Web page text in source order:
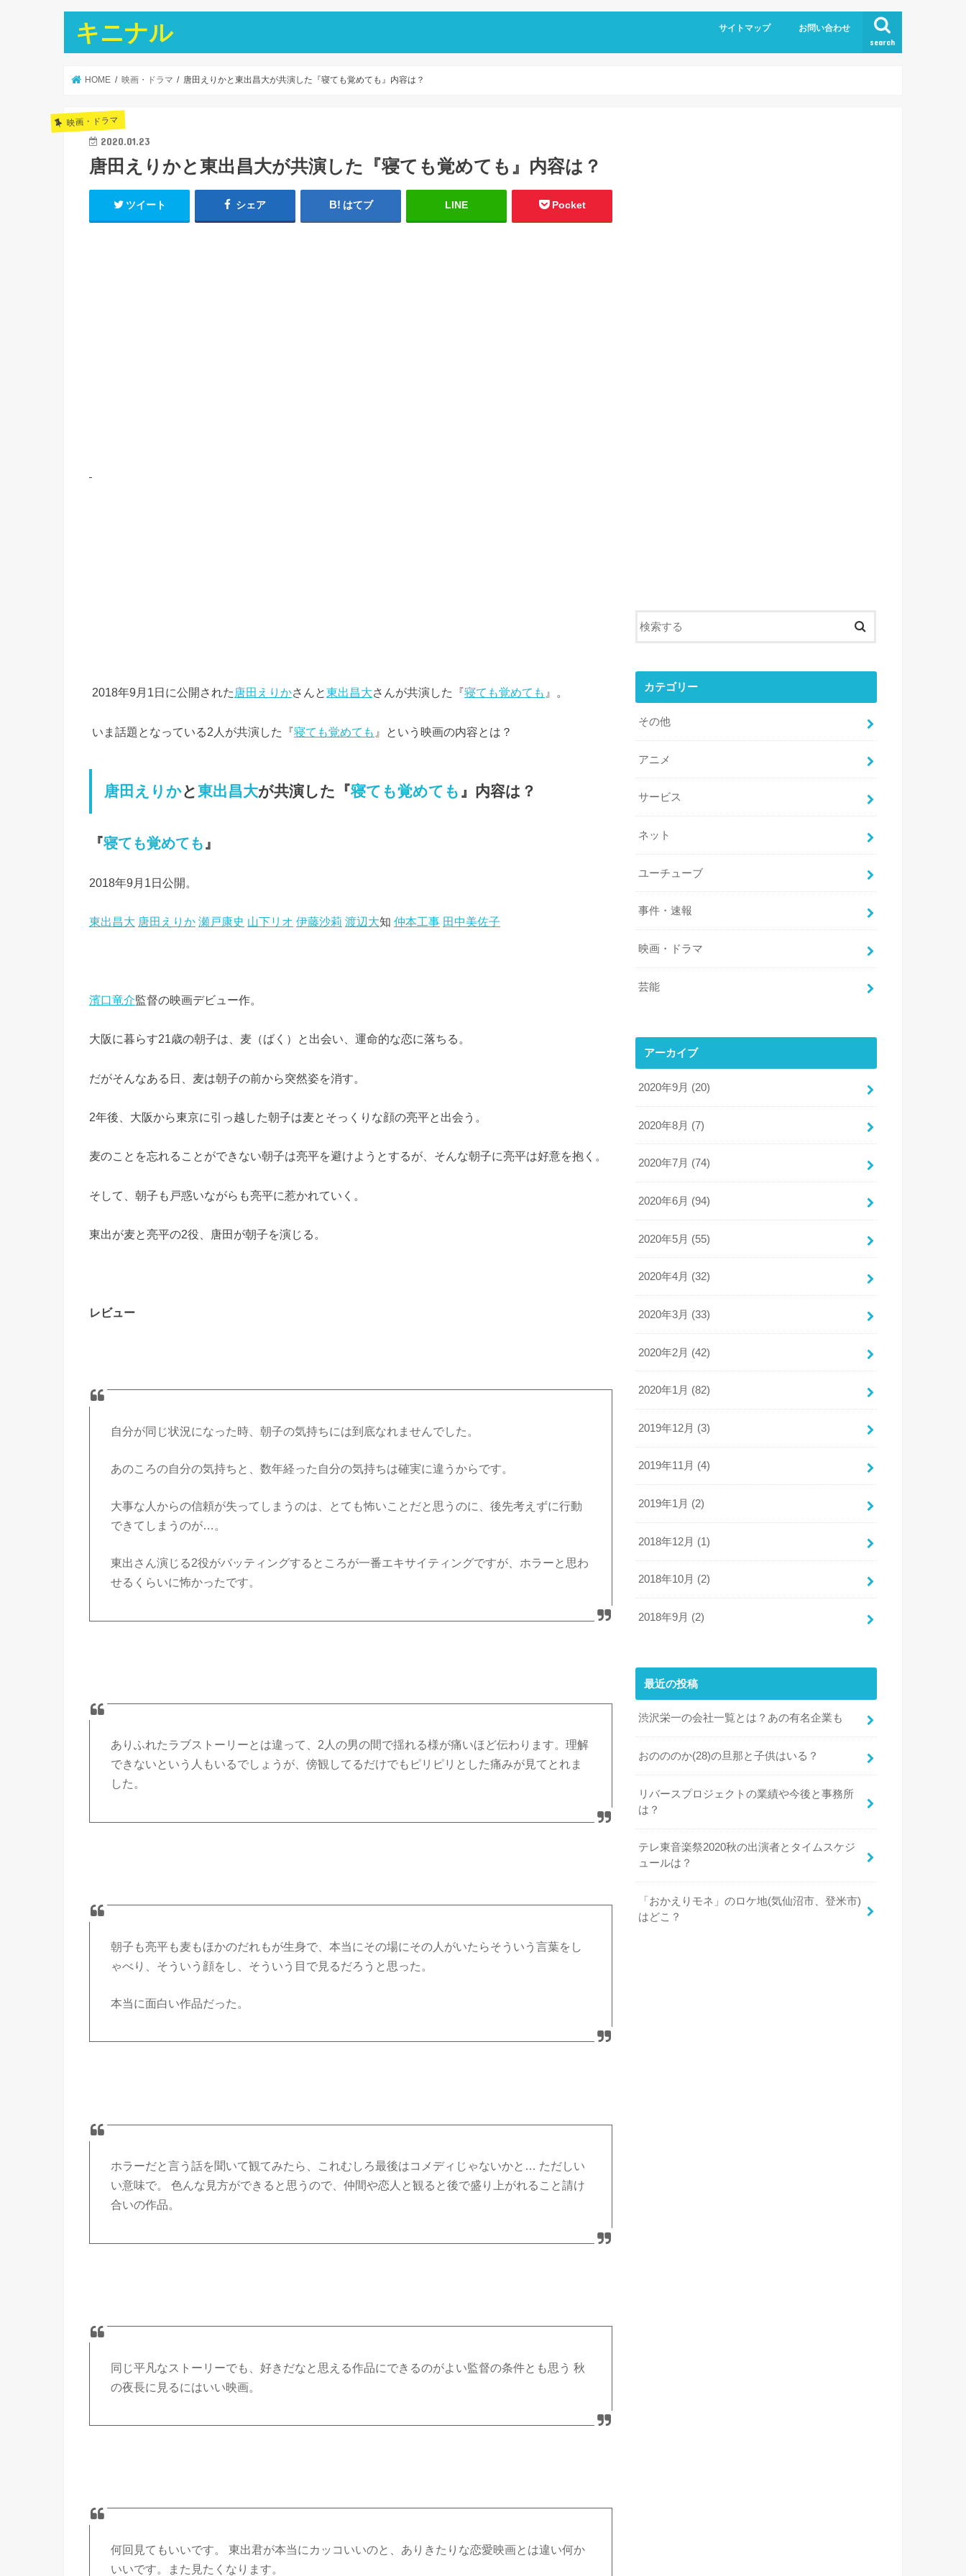
キニナル search
サイトマップ お問い合わせ
HOME 映画・ドラマ 唐田えりかと東出昌大が共演した『寝ても覚めても』内容は？
映画・ドラマ
2020.01.23
唐田えりかと東出昌大が共演した『寝ても覚めても』内容は？
ツイート シェア はてブ LINE Pocket
2018年9月1日に公開された 唐田えりかさんと東出昌大さんが共演した『寝ても覚めても 』。
いま話題となっている2人が共演した『寝ても覚めても 』という映画の内容とは？
唐田えりかと東出昌大が共演した『寝ても覚めても 』内容は？
『寝ても覚めても』
2018年9月1日公開。
東出昌大 唐田えりか 瀬戸康史 山下リオ 伊藤沙莉 渡辺大知 仲本工事 田中美佐子
濱口竜介監督の映画デビュー作。
大阪に暮らす21歳の朝子は、麦（ばく）と出会い、運命的な恋に落ちる。
だがそんなある日、麦は朝子の前から突然姿を消す。
2年後、大阪から東京に引っ越した朝子は麦とそっくりな顔の亮平と出会う。
麦のことを忘れることができない朝子は亮平を避けようとするが、そんな朝子に亮平は好意を抱く。
そして、朝子も戸惑いながらも亮平に惹かれていく。
東出が麦と亮平の2役、唐田が朝子を演じる。
レビュー
自分が同じ状況になった時、朝子の気持ちには到底なれませんでした。
あのころの自分の気持ちと、数年経った自分の気持ちは確実に違うからです。
大事な人からの信頼が失ってしまうのは、とても怖いことだと思うのに、後先考えずに行動
できてしまうのが…。
東出さん演じる2役がバッティングするところが一番エキサイティングですが、ホラーと思わ
せるくらいに怖かったです。
ありふれたラブストーリーとは違って、2人の男の間で揺れる様が痛いほど伝わります。理解
できないという人もいるでしょうが、傍観してるだけでもピリピリとした痛みが見てとれま
した。
朝子も亮平も麦もほかのだれもが生身で、本当にその場にその人がいたらそういう言葉をし
ゃべり、そういう顔をし、そういう目で見るだろうと思った。
本当に面白い作品だった。
ホラーだと言う話を聞いて観てみたら、これむしろ最後はコメディじゃないかと… ただしい
い意味で。 色んな見方ができると思うので、仲間や恋人と観ると後で盛り上がれること請け
合いの作品。
同じ平凡なストーリーでも、好きだなと思える作品にできるのがよい監督の条件とも思う 秋
の夜長に見るにはいい映画。
何回見てもいいです。 東出君が本当にカッコいいのと、ありきたりな恋愛映画とは違い何か
いいです。また見たくなります。
カテゴリー
その他
アニメ
サービス
ネット
ユーチューブ
事件・速報
映画・ドラマ
芸能
アーカイブ
2020年9月 (20)
2020年8月 (7)
2020年7月 (74)
2020年6月 (94)
2020年5月 (55)
2020年4月 (32)
2020年3月 (33)
2020年2月 (42)
2020年1月 (82)
2019年12月 (3)
2019年11月 (4)
2019年1月 (2)
2018年12月 (1)
2018年10月 (2)
2018年9月 (2)
最近の投稿
渋沢栄一の会社一覧とは？あの有名企業も
おのののか(28)の旦那と子供はいる？
リバースプロジェクトの業績や今後と事務所
は？
テレ東音楽祭2020秋の出演者とタイムスケジ
ュールは？
「おかえりモネ」のロケ地(気仙沼市、登米市)
はどこ？